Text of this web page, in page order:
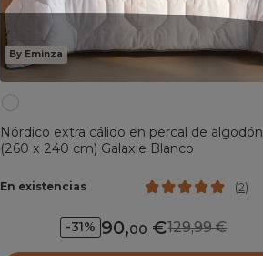
By Eminza
Nórdico extra cálido en percal de algodón
(260 x 240 cm) Galaxie Blanco
En existencias (2)
-31% 90,00 129,99